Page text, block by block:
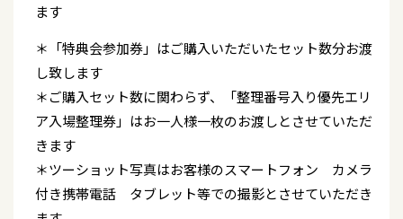
ます
＊「特典会参加券」はご購入いただいたセット数分お渡
し致します
＊ご購入セット数に関わらず、「整理番号入り優先エリ
ア入場整理券」はお一人様一枚のお渡しとさせていただ
きます
＊ツーショット写真はお客様のスマートフォン カメラ
付き携帯電話 タブレット等での撮影とさせていただき